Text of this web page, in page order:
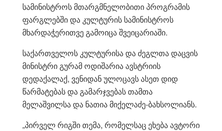
სამინისტროს მთარგმნელობითი პროგრამის
ფარგლებში და კულტურის სამინისტროს
მხარდაჭერითვე გამოიცა შვეიცარიაში.
საქართველოს კულტურისა და ძეგლთა დაცვის
მინისტრი გურამ ოდიშარია ავსტრიის
დედაქალაქ, ვენიდან ულოცავს ასეთ დიდ
წარმატებას და გამარჯვებას თამთა
მელაშვილსა და ნათია მიქელაძე-ბახსოლიანს.
„პირველ რიგში თემა, რომელსაც ეხება ავტორი